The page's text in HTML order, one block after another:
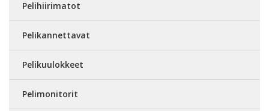
Pelihiirimatot
Pelikannettavat
Pelikuulokkeet
Pelimonitorit